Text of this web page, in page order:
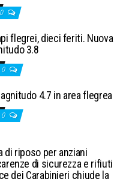
0
flegrei, dieci feriti. Nuova
3.8
0
4.7 in area flegrea
0
di riposo per anziani
di sicurezza e rifiuti
dei Carabinieri chiude la